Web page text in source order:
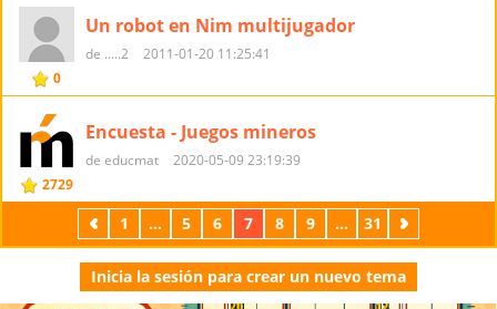
0
Un robot en Nim multijugador
de .....2 2011-01-20 11:25:41
2729
Encuesta - Juegos mineros
de educmat 2020-05-09 23:19:39
Inicia la sesión para crear un nuevo tema
Previos
1 ... 5 6 7 8 9 ... 31 Próximos